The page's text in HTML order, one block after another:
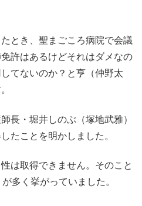
とき、聖まごころ病院で会議
許はあるけどそれはダメなの
てないのか？と亨（仲野太
長・堀井しのぶ（塚地武雅）
たことを明かしました。
は取得できません。そのこと
多く挙がっていました。